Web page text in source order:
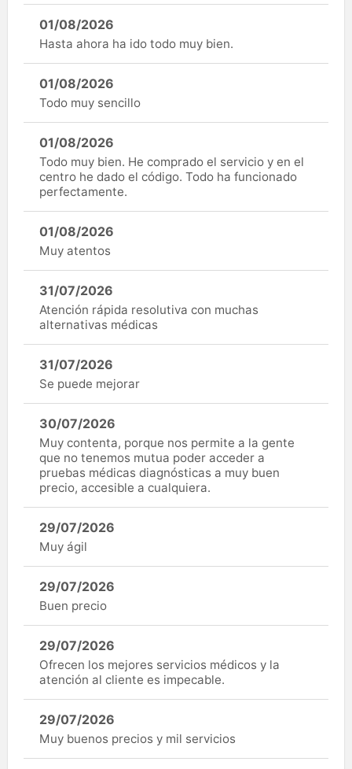
01/08/2026
Hasta ahora ha ido todo muy bien.
01/08/2026
Todo muy sencillo
01/08/2026
Todo muy bien. He comprado el servicio y en el
centro he dado el código. Todo ha funcionado
perfectamente.
01/08/2026
Muy atentos
31/07/2026
Atención rápida resolutiva con muchas
alternativas médicas
31/07/2026
Se puede mejorar
30/07/2026
Muy contenta, porque nos permite a la gente
que no tenemos mutua poder acceder a
pruebas médicas diagnósticas a muy buen
precio, accesible a cualquiera.
29/07/2026
Muy ágil
29/07/2026
Buen precio
29/07/2026
Ofrecen los mejores servicios médicos y la
atención al cliente es impecable.
29/07/2026
Muy buenos precios y mil servicios